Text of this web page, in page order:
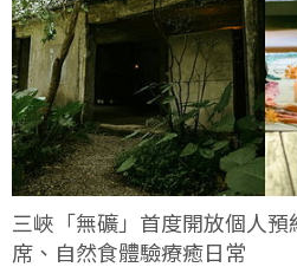
三峽「無礦」首度開放個人
席、自然食體驗療癒日常